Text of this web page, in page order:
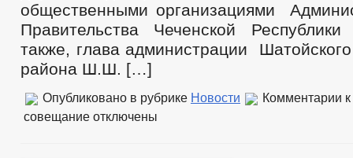
общественными организациями
Правительства Чеченской
также, глава администрации
района Ш.Ш. […]
Опубликовано в рубрике Новости Комментарии
совещание отключены